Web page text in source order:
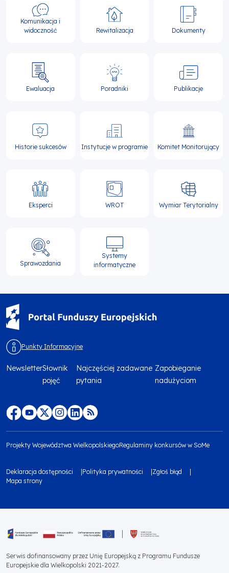
Komunikacja i
widoczność
Rewitalizacja Dokumenty
Ewaluacja Poradniki Publikacje
Historie sukcesów Instytucje w programie Komitet Monitorujący
Eksperci WROT Wymiar Terytorialny
Sprawozdania
Systemy
informatyczne
Punkty Informacyjne
Menu
footer
społecznościowe
top
NewsletterSłownik
pojęć
Najczęściej zadawane
pytania
Zapobieganie
nadużyciom
footer
Projekty Województwa WielkopolskiegoRegulaminy konkursów w SoMe
Menu
footer
2
Deklaracja dostępności Polityka prywatności
Zgłoś błąd
Mapa strony
Serwis dofinansowany przez Unię Europejską z Programu Fundusze
Europejskie dla Wielkopolski 2021-2027.